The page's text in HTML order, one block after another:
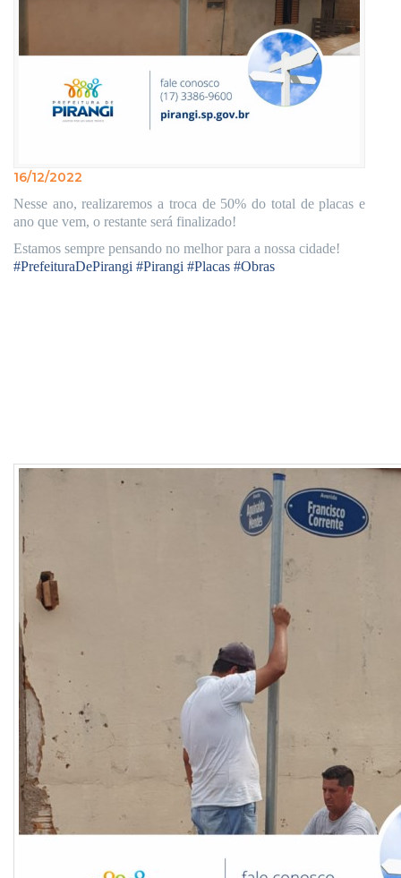
16/12/2022
Nesse ano, realizaremos a troca de 50% do total de placas e
ano que vem, o restante será finalizado!
Estamos sempre pensando no melhor para a nossa cidade!
#PrefeituraDePirangi #Pirangi #Placas #Obras